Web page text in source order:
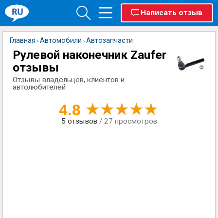
Написать отзыв
Главная › Автомобили › Автозапчасти
Рулевой наконечник Zaufer
отзывы
Отзывы владельцев, клиентов и
автолюбителей
4.8
5 отзывов / 27 просмотров